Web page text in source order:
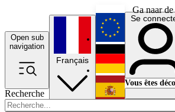
Ga naar
Open sub
navigation
Recherche
Français
English
Deutsch
Español
Se
Vous êtes